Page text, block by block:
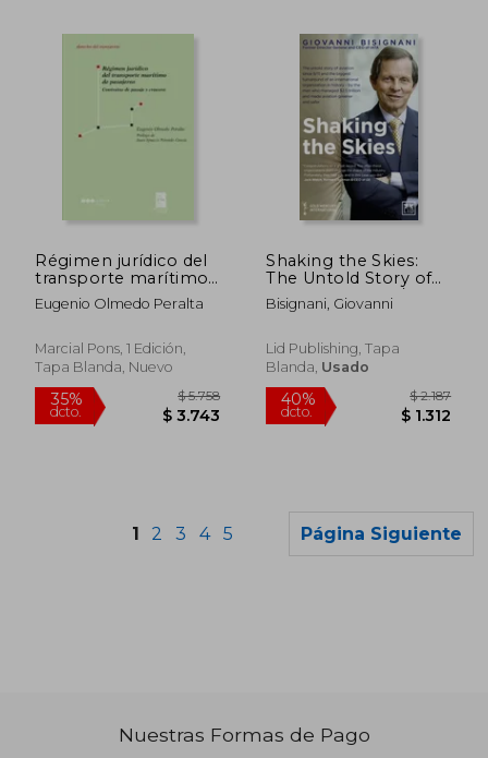
50% 50%
Régimen jurídico del
transporte marítimo
de pasajeros:
Contratos de pasaje y
transporte)
Eugenio Olmedo Peralta
Marcial Pons, 1 Edición,
Tapa Blanda, Nuevo
Shaking the Skies:
The Untold Story of
Aviation Since 9/11
and the Biggest
International
Organization in
Inglés)
Bisignani, Giovanni
Lid Publishing, Tapa
Blanda, Usado
1 2 3 4 5 Página Siguiente
Nuestras Formas de Pago